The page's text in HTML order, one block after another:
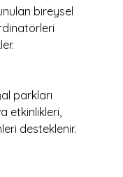
bireysel
parkları
etkinlikleri,
desteklenir.